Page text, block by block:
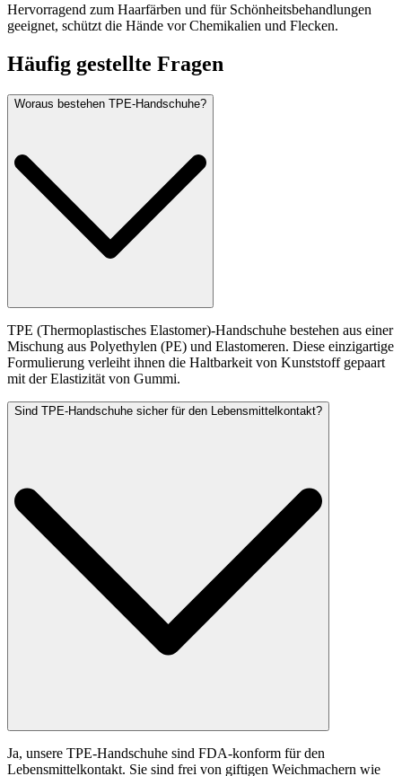
Hervorragend zum Haarfärben und für Schönheitsbehandlungen
geeignet, schützt die Hände vor Chemikalien und Flecken.
Häufig gestellte Fragen
Woraus bestehen TPE-Handschuhe?
TPE (Thermoplastisches Elastomer)-Handschuhe bestehen aus einer
Mischung aus Polyethylen (PE) und Elastomeren. Diese einzigartige
Formulierung verleiht ihnen die Haltbarkeit von Kunststoff gepaart
mit der Elastizität von Gummi.
Sind TPE-Handschuhe sicher für den Lebensmittelkontakt?
Ja, unsere TPE-Handschuhe sind FDA-konform für den
Lebensmittelkontakt. Sie sind frei von giftigen Weichmachern wie